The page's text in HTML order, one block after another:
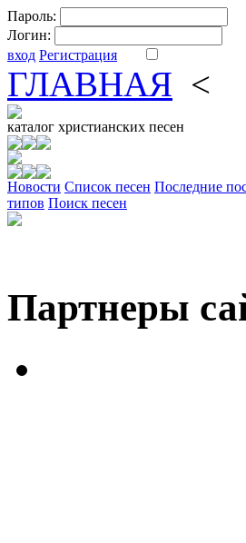
Пароль:
Логин:
вход Регистрация
ГЛАВНАЯ <
каталог христианских песен
Новости Cписок песен Последние
типов Поиск песен
Партнеры